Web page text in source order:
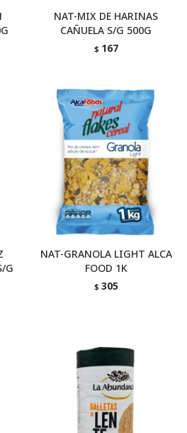
NAT-MIX DE HARINAS
CAÑUELA S/G 500G
$ 167
G
NAT-GRANOLA LIGHT ALCA
FOOD 1K
$ 305